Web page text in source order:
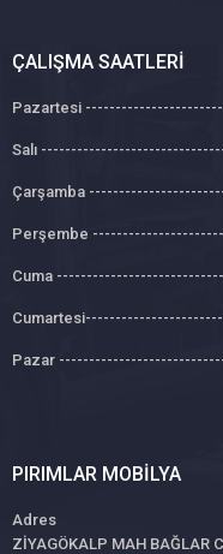
ÇALIŞMA SAATLERI
Pazartesi
Salı
Çarşamba
Perşembe
Cuma
Pazar
PIRIMLAR MOBILYA
Adres
ZİYAGÖKALP MAH BAĞLAR